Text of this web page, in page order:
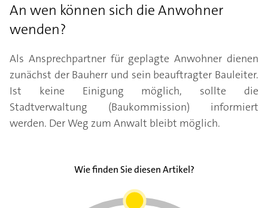
An wen können sich die Anwohner
wenden?
Als Ansprechpartner für geplagte Anwohner dienen
zunächst der Bauherr und sein beauftragter Bauleiter.
Ist keine Einigung möglich, sollte die
Stadtverwaltung (Baukommission) informiert
werden. Der Weg zum Anwalt bleibt möglich.
Wie finden Sie diesen Artikel?